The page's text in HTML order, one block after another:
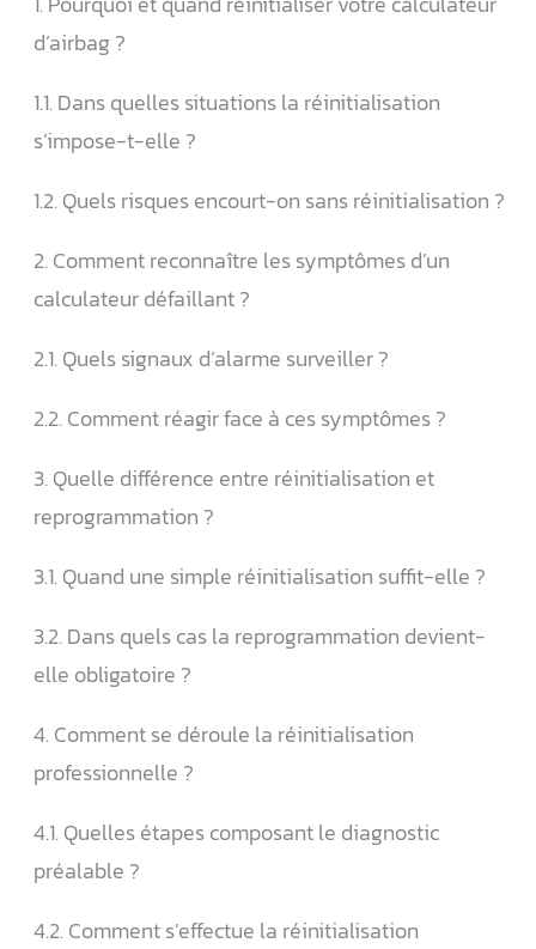
d’airbag ?
1.1. Dans quelles situations la réinitialisation
s’impose-t-elle ?
1.2. Quels risques encourt-on sans réinitialisation ?
2. Comment reconnaître les symptômes d’un
calculateur défaillant ?
2.1. Quels signaux d’alarme surveiller ?
2.2. Comment réagir face à ces symptômes ?
3. Quelle différence entre réinitialisation et
reprogrammation ?
3.1. Quand une simple réinitialisation suffit-elle ?
3.2. Dans quels cas la reprogrammation devient-
elle obligatoire ?
4. Comment se déroule la réinitialisation
professionnelle ?
4.1. Quelles étapes composant le diagnostic
préalable ?
4.2. Comment s’effectue la réinitialisation